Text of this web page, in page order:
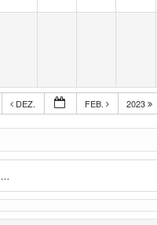
DEZ. FEB. 2023